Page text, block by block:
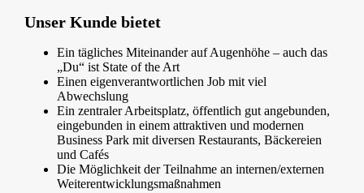
Unser Kunde bietet
Ein tägliches Miteinander auf Augenhöhe – auch das
„Du“ ist State of the Art
Einen eigenverantwortlichen Job mit viel
Abwechslung
Ein zentraler Arbeitsplatz, öffentlich gut angebunden,
eingebunden in einem attraktiven und modernen
Business Park mit diversen Restaurants, Bäckereien
und Cafés
Die Möglichkeit der Teilnahme an internen/externen
Weiterentwicklungsmaßnahmen